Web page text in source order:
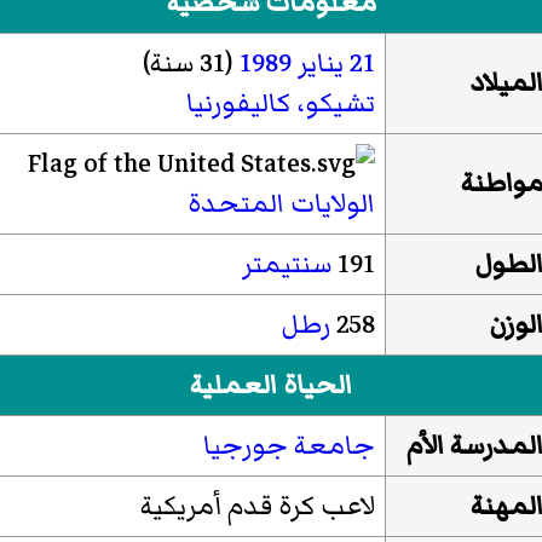
الميلاد
21 يناير 1989 (31 سنة)
تشيكو، كاليفورنيا
مواطنة
الولايات المتحدة
الطول
191سنتيمتر
الوزن
258رطل
الحياة العملية
المدرسة الأم
جامعة جورجيا
المهنة
لاعب كرة قدم أمريكية